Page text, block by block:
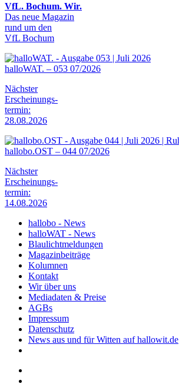
VfL. Bochum. Wir.
Das neue Magazin
rund um den
VfL Bochum
halloWAT. – 053 07/2026
Nächster
Erscheinungs-
termin:
28.08.2026
hallobo.OST – 044 07/2026
Nächster
Erscheinungs-
termin:
14.08.2026
hallobo - News
halloWAT - News
Blaulichtmeldungen
Magazinbeiträge
Kolumnen
Kontakt
Wir über uns
Mediadaten & Preise
AGBs
Impressum
Datenschutz
News aus und für Witten auf hallowit.de